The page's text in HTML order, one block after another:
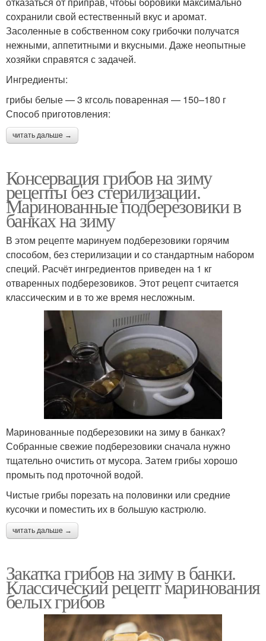
сохранили свой естественный вкус и аромат.
Засоленные в собственном соку грибочки получатся
нежными, аппетитными и вкусными. Даже неопытные
хозяйки справятся с задачей.
Ингредиенты:
грибы белые — 3 кгсоль поваренная — 150–180 г
Способ приготовления:
читать дальше →
Консервация грибов на зиму
рецепты без стерилизации.
Маринованные подберезовики в
банках на зиму
В этом рецепте маринуем подберезовики горячим
способом, без стерилизации и со стандартным набором
специй. Расчёт ингредиентов приведен на 1 кг
отваренных подберезовиков. Этот рецепт считается
классическим и в то же время несложным.
Маринованные подберезовики на зиму в банках?
Собранные свежие подберезовики сначала нужно
тщательно очистить от мусора. Затем грибы хорошо
промыть под проточной водой.
Чистые грибы порезать на половинки или средние
кусочки и поместить их в большую кастрюлю.
читать дальше →
Закатка грибов на зиму в банки.
Классический рецепт маринования
белых грибов